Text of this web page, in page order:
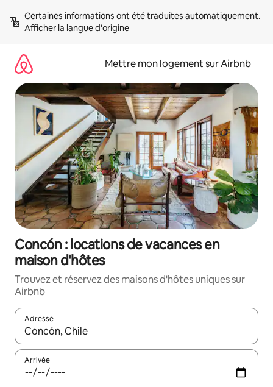
directement
Afficher la langue d'origine
Mettre mon logement sur Airbnb
Concón : locations de vacances en
maison d'hôtes
Trouvez et réservez des maisons d'hôtes uniques sur
Airbnb
Adresse
Lorsque les résultats s'affichent, utilisez les flèches vers le
Arrivée